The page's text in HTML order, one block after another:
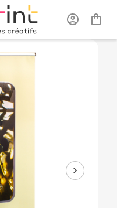
Roll
/Tous les roll